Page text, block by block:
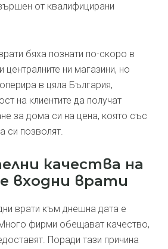
от квалифицирани
бяха познати по-скоро в
ни магазини, но
в цяла България,
на клиентите да получат
за дома си на цена, която със
си позволят.
качества на
входни врати
врати към днешна дата е
фирми обещават качество,
Поради тази причина